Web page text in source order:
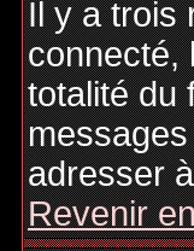
Il y a trois
connecté,
totalité du
adresser
Revenir